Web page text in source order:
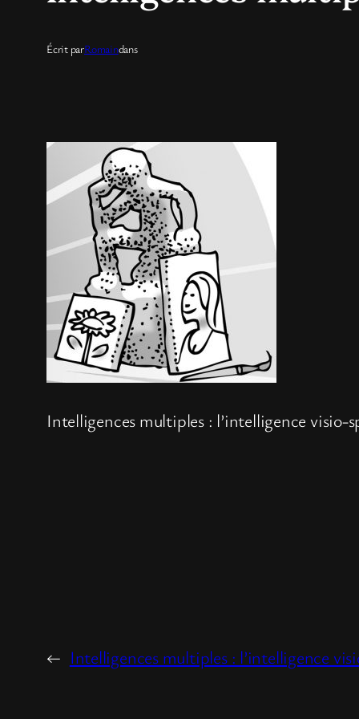
Écrit parRomaindans
Intelligences multiples : l’intelligence visio-
← Intelligences multiples : l’intelligence